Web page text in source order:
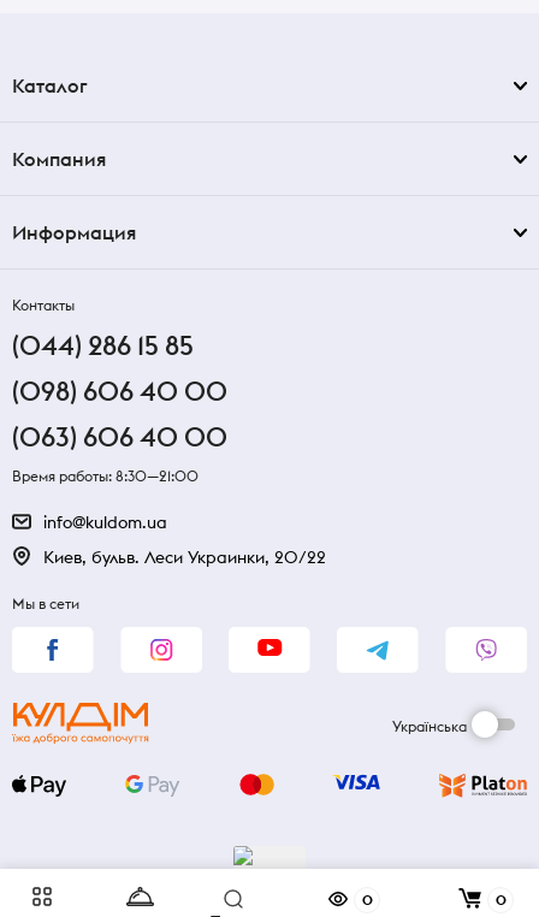
0 0
Каталог
Компания
Информация
Контакты
(044) 286 15 85
(098) 606 40 00
(063) 606 40 00
Время работы: 8:30—21:00
info@kuldom.ua
Киев, бульв. Леси Украинки, 20/22
Мы в сети
Українська